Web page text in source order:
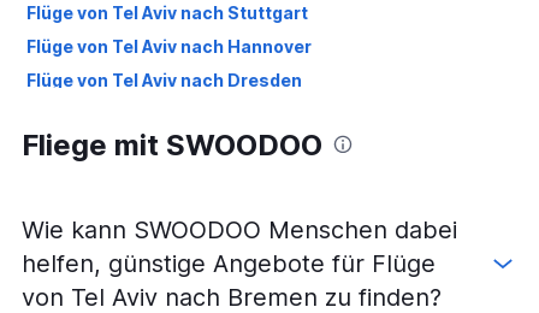
Flüge von Tel Aviv nach Stuttgart
Flüge von Tel Aviv nach Hannover
Flüge von Tel Aviv nach Dresden
Flüge von Tel Aviv nach Dortmund
Flüge von Ovda nach Berlin
Fliege mit SWOODOO
Wie kann SWOODOO Menschen dabei
helfen, günstige Angebote für Flüge
von Tel Aviv nach Bremen zu finden?